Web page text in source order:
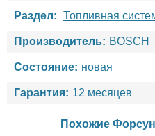
Раздел: Топливная
Производитель: BOSCH
Состояние: новая
Гарантия: 12 месяцев
Похожие